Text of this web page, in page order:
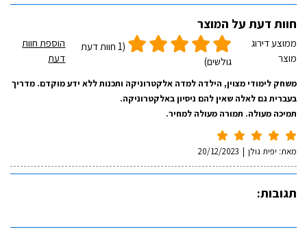
חוות דעת על המוצר
ממוצע דירוג
מוצר
(1 חוות דעת
גולשים)
הוספת חוות
דעת
משחק לימודי מצוין, הילדה למדה אלקטרוניקה ותכנות ללא ידע מוקדם. מדריך
בעברית גם לאלה שאין להם ניסיון באלקטרוניקה.
תמיכה מעולה. תמורה מעולה למחיר.
מאת: יפית גולן |
20/12/2023
תגובות: